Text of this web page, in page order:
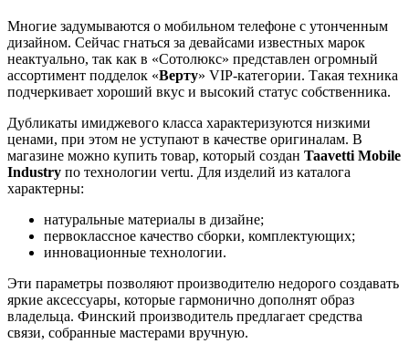
Многие задумываются о мобильном телефоне с утонченным
дизайном. Сейчас гнаться за девайсами известных марок
неактуально, так как в «Сотолюкс» представлен огромный
ассортимент подделок «Верту» VIP-категории. Такая техника
подчеркивает хороший вкус и высокий статус собственника.
Дубликаты имиджевого класса характеризуются низкими
ценами, при этом не уступают в качестве оригиналам. В
магазине можно купить товар, который создан Taavetti Mobile
Industry по технологии vertu. Для изделий из каталога
характерны:
натуральные материалы в дизайне;
первоклассное качество сборки, комплектующих;
инновационные технологии.
Эти параметры позволяют производителю недорого создавать
яркие аксессуары, которые гармонично дополнят образ
владельца. Финский производитель предлагает средства
связи, собранные мастерами вручную.